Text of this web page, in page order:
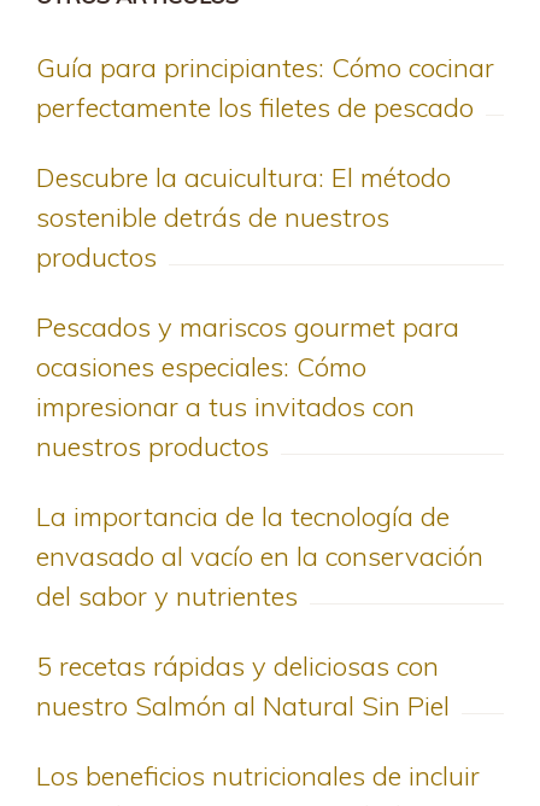
Guía para principiantes: Cómo cocinar
perfectamente los filetes de pescado
Descubre la acuicultura: El método
sostenible detrás de nuestros
productos
Pescados y mariscos gourmet para
ocasiones especiales: Cómo
impresionar a tus invitados con
nuestros productos
La importancia de la tecnología de
envasado al vacío en la conservación
del sabor y nutrientes
5 recetas rápidas y deliciosas con
nuestro Salmón al Natural Sin Piel
Los beneficios nutricionales de incluir